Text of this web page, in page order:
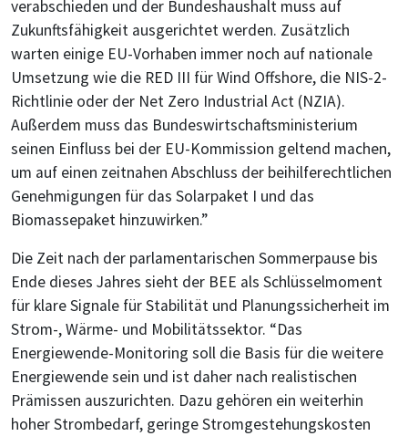
verabschieden und der Bundeshaushalt muss auf
Zukunftsfähigkeit ausgerichtet werden. Zusätzlich
warten einige EU-Vorhaben immer noch auf nationale
Umsetzung wie die RED III für Wind Offshore, die NIS-2-
Richtlinie oder der Net Zero Industrial Act (NZIA).
Außerdem muss das Bundeswirtschaftsministerium
seinen Einfluss bei der EU-Kommission geltend machen,
um auf einen zeitnahen Abschluss der beihilferechtlichen
Genehmigungen für das Solarpaket I und das
Biomassepaket hinzuwirken.”
Die Zeit nach der parlamentarischen Sommerpause bis
Ende dieses Jahres sieht der BEE als Schlüsselmoment
für klare Signale für Stabilität und Planungssicherheit im
Strom-, Wärme- und Mobilitätssektor. “Das
Energiewende-Monitoring soll die Basis für die weitere
Energiewende sein und ist daher nach realistischen
Prämissen auszurichten. Dazu gehören ein weiterhin
hoher Strombedarf, geringe Stromgestehungskosten